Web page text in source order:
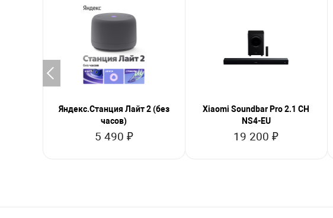
Яндекс.Станция Лайт 2 (без
часов)
5 490 ₽
Xiaomi Soundbar Pro 2.1 CH
NS4-EU
19 200 ₽